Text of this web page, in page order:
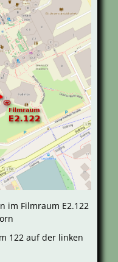
im Filmraum E2.122
122 auf der linken